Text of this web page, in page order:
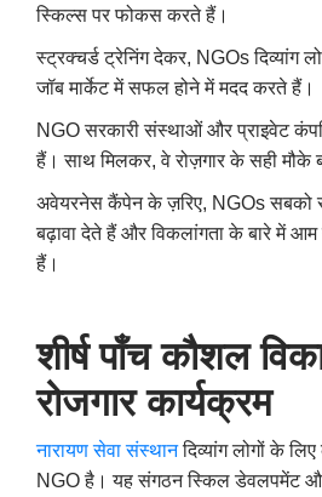
स्किल्स पर फोकस करते हैं।
स्ट्रक्चर्ड ट्रेनिंग देकर, NGOs दिव्यांग
जॉब मार्केट में सफल होने में मदद करते हैं।
NGO सरकारी संस्थाओं और प्राइवेट
हैं। साथ मिलकर, वे रोज़गार के सही मौके
अवेयरनेस कैंपेन के ज़रिए, NGOs सबको
बढ़ावा देते हैं और विकलांगता के बारे में
हैं।
शीर्ष पाँच कौशल
रोजगार कार्यक्रम
नारायणसेवा संस्थानदिव्यांग लोगों के
NGO है। यह संगठन स्किल डेवलपमेंट